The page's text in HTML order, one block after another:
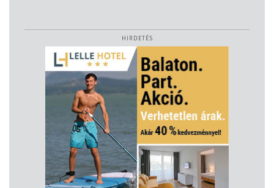
HIRDETÉS